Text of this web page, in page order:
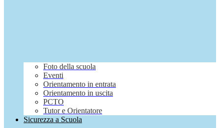
Foto della scuola
Eventi
Orientamento in entrata
Orientamento in uscita
PCTO
Tutor e Orientatore
Sicurezza a Scuola